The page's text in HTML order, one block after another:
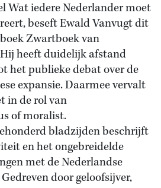
Wat iedere Nederlander moet
beseft Ewald Vanvugt dit
Zwartboek van
heeft duidelijk afstand
het publieke debat over de
expansie. Daarmee vervalt
in de rol van
of moralist.
bladzijden beschrijft
en het ongebreidelde
met de Nederlandse
door geloofsijver,